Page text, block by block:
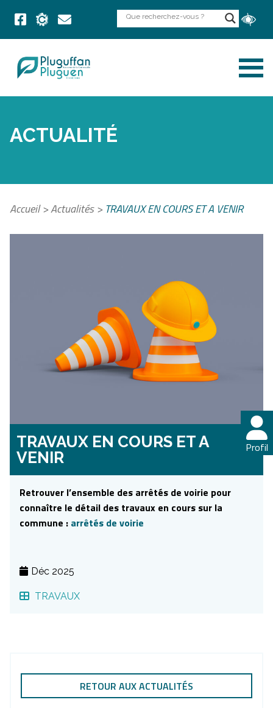
ACTUALITÉ
Accueil>Actualités> TRAVAUX EN COURS ET A VENIR
TRAVAUX EN COURS ET A
VENIR
Retrouver l’ensemble des arrêtés de voirie pour
connaître le détail des travaux en cours sur la
commune : arrêtés de voirie
Déc 2025
TRAVAUX
RETOUR AUX ACTUALITÉS
Profil